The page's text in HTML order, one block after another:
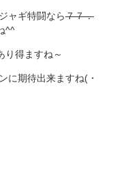
ャギ特闘なら７７．
^^
り得ますね～
に期待出来ますね(・